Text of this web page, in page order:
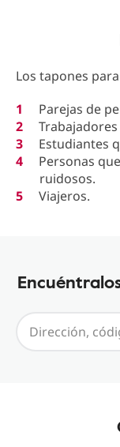
Los tapones
Parejas de
Estudiantes
Personas
ruidosos.
Viajeros.